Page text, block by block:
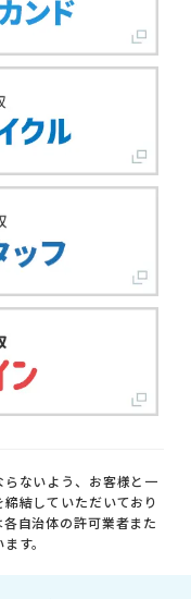
ないよう、お客様と一
結していただいており
自治体の許可業者また
す。